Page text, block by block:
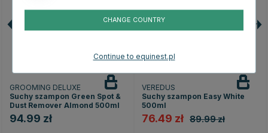
GROOMING DELUXE
Suchy szampon Green Spot &
Dust Remover Almond 500ml
94.99 zł
VEREDUS
Suchy szampon Easy White
500ml
76.49 zł 89.99 zł
CHANGE COUNTRY
Continue to equinest.pl